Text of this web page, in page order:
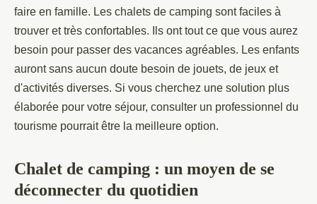
faire en famille. Les chalets de camping sont faciles à
trouver et très confortables. Ils ont tout ce que vous aurez
besoin pour passer des vacances agréables. Les enfants
auront sans aucun doute besoin de jouets, de jeux et
d'activités diverses. Si vous cherchez une solution plus
élaborée pour votre séjour, consulter un professionnel du
tourisme pourrait être la meilleure option.
Chalet de camping : un moyen de se
déconnecter du quotidien